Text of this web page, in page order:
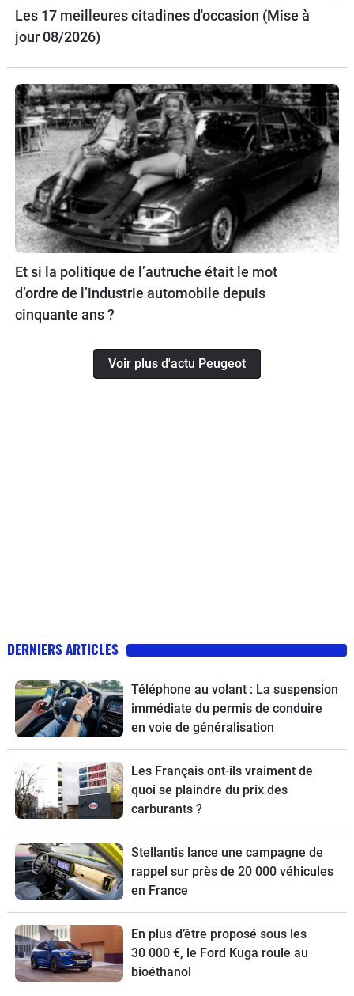
Les 17 meilleures citadines d'occasion (Mise à
jour 08/2026)
Et si la politique de l’autruche était le mot
d’ordre de l’industrie automobile depuis
cinquante ans ?
Voir plus d'actu Peugeot
DERNIERS ARTICLES
Téléphone au volant : La suspension
immédiate du permis de conduire
en voie de généralisation
Les Français ont-ils vraiment de
quoi se plaindre du prix des
carburants ?
Stellantis lance une campagne de
rappel sur près de 20 000 véhicules
en France
En plus d’être proposé sous les
30 000 €, le Ford Kuga roule au
bioéthanol